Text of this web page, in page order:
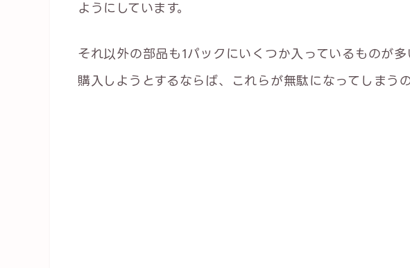
ようにしています。
それ以外の部品も1パックにいくつか入っているものが
購入しようとするならば、これらが無駄になってしまうの